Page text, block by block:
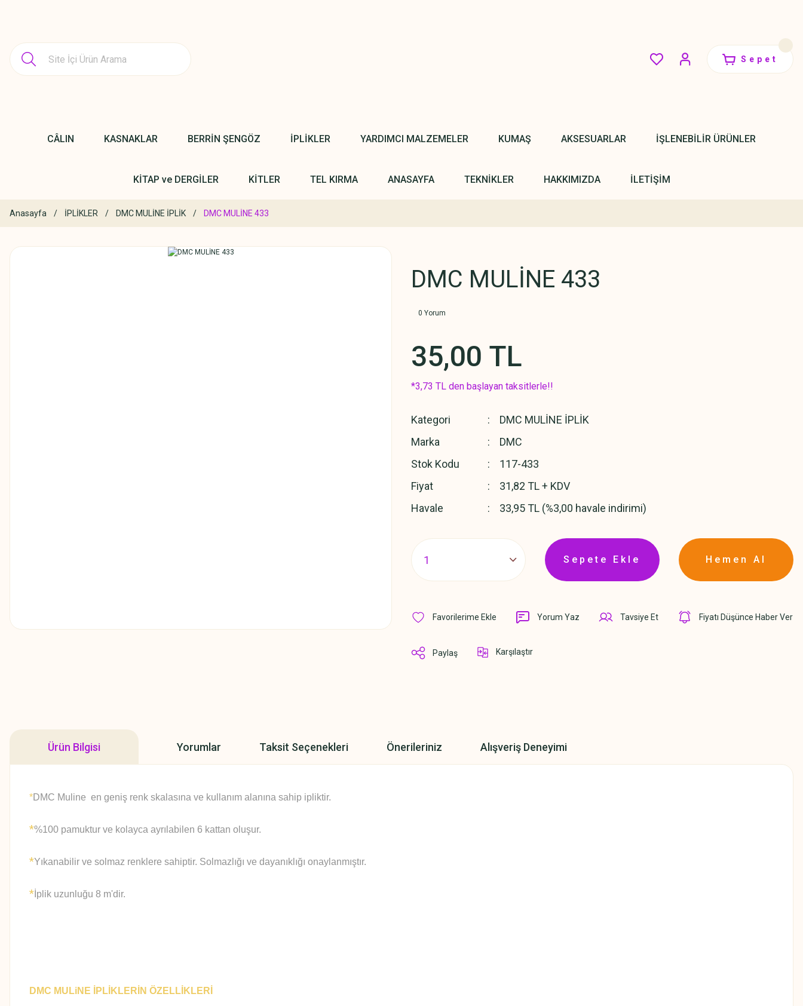
Sepet
CÂLIN KASNAKLAR BERRİN ŞENGÖZ İPLİKLER YARDIMCI MALZEMELER KUMAŞ AKSESUARLAR İŞLENEBİLİR ÜRÜNLER
KİTAP ve DERGİLER KİTLER TEL KIRMA ANASAYFA TEKNİKLER HAKKIMIZDA İLETİŞİM
Anasayfa İPLİKLER DMC MULİNE İPLİK DMC MULİNE 433
DMC MULİNE 433
0 Yorum
35,00 TL
*3,73 TL den başlayan taksitlerle!!
Kategori
DMC MULİNE İPLİK
Marka
DMC
Stok Kodu
117-433
Fiyat
31,82 TL + KDV
Havale
33,95 TL (%3,00 havale indirimi)
Sepete Ekle Hemen Al
Yorum Yaz Tavsiye Et Fiyatı Düşünce Haber Ver
Paylaş Karşılaştır
Ürün Bilgisi Yorumlar Taksit Seçenekleri Önerileriniz Alışveriş Deneyimi
*DMC Muline en geniş renk skalasına ve kullanım alanına sahip ipliktir.
*%100 pamuktur ve kolayca ayrılabilen 6 kattan oluşur.
*Yıkanabilir ve solmaz renklere sahiptir. Solmazlığı ve dayanıklığı onaylanmıştır.
* İplik uzunluğu 8 m'dir.
DMC MULiNE İPLİKLERİN ÖZELLİKLERİ